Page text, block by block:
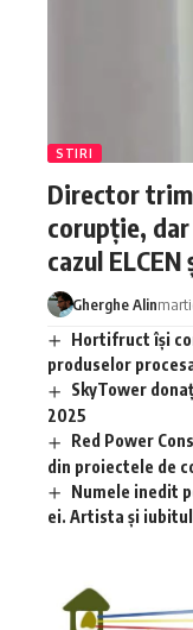
STIRI
Director
corupție,
cazul
Gherghe Alin
Hortifruct își
produselor
SkyTower
2025
Red Power
din proiectele de
Numele inedit
ei. Artista și